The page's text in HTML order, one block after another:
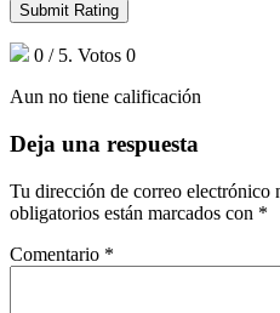
Submit Rating
0 / 5. Votos 0
Aun no tiene calificación
Deja una respuesta
Tu dirección de correo electrónico
obligatorios están marcados con *
Comentario *